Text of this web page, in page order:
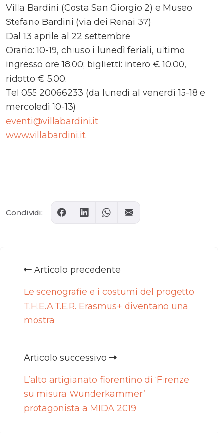
Villa Bardini (Costa San Giorgio 2) e Museo
Stefano Bardini (via dei Renai 37)
Dal 13 aprile al 22 settembre
Orario: 10-19, chiuso i lunedì feriali, ultimo
ingresso ore 18.00; biglietti: intero € 10.00,
ridotto € 5.00.
Tel 055 20066233 (da lunedì al venerdì 15-18 e
mercoledì 10-13)
eventi@villabardini.it
www.villabardini.it
Condividi:
Articolo precedente
Le scenografie e i costumi del progetto
T.H.E.A.T.E.R. Erasmus+ diventano una
mostra
Articolo successivo
L’alto artigianato fiorentino di ‘Firenze
su misura Wunderkammer’
protagonista a MIDA 2019